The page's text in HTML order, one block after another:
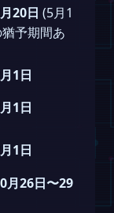
20日 (5月1
予期間あ
1日
1日
1日
月26日〜29